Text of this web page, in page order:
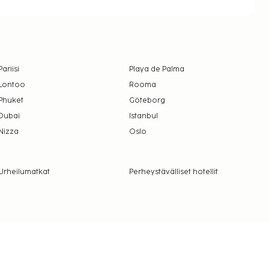
Playa de Palma
Rooma
Göteborg
Istanbul
Oslo
Perheystävälliset hotellit